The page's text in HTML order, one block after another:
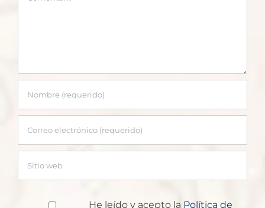
He leído y acepto la Política de